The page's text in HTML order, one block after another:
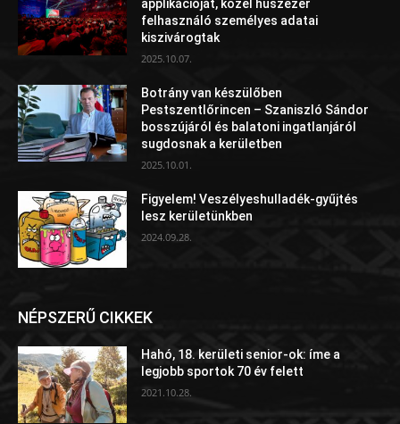
applikációját, közel húszezer
felhasználó személyes adatai
kiszivárogtak
2025.10.07.
Botrány van készülőben
Pestszentlőrincen – Szaniszló Sándor
bosszújáról és balatoni ingatlanjáról
sugdosnak a kerületben
2025.10.01.
Figyelem! Veszélyeshulladék-gyűjtés
lesz kerületünkben
2024.09.28.
NÉPSZERŰ CIKKEK
Hahó, 18. kerületi senior-ok: íme a
legjobb sportok 70 év felett
2021.10.28.